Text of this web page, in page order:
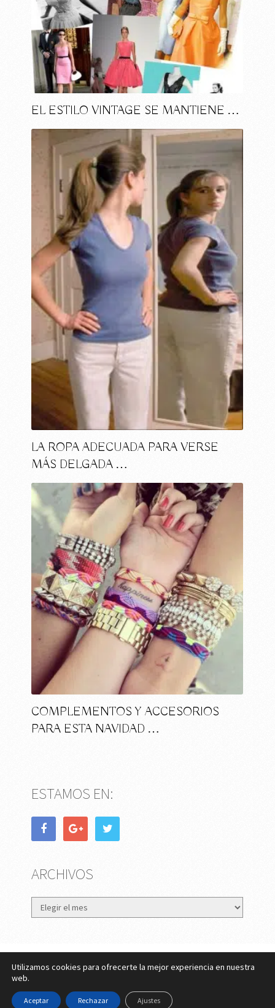
EL ESTILO VINTAGE SE MANTIENE …
LA ROPA ADECUADA PARA VERSE
MÁS DELGADA …
COMPLEMENTOS Y ACCESORIOS
PARA ESTA NAVIDAD …
ESTAMOS EN:
ARCHIVOS
Archivos
eMujer.com
Copyright © 2026.
Contactar ||Datos Legales y Privacidad
Utilizamos cookies para ofrecerte la mejor experiencia en nuestra
web.
Aceptar Rechazar Ajustes